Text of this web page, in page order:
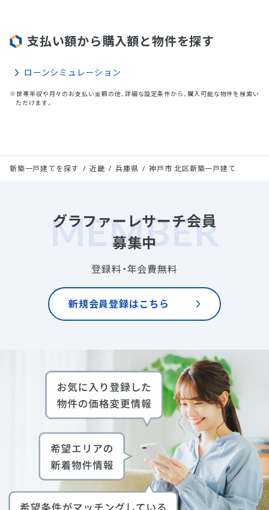
支払い額から購入額と物件を探す
ローンシミュレーション
※世帯年収や月々のお支払い金額の他、詳細な設定条件から、購入可能な物件を検索い
ただけます。
新築一戸建てを探す 近畿 兵庫県 神戸市 北区新築一戸建て
グラファーレサーチ会員
募集中
登録料・年会費無料
新規会員登録はこちら